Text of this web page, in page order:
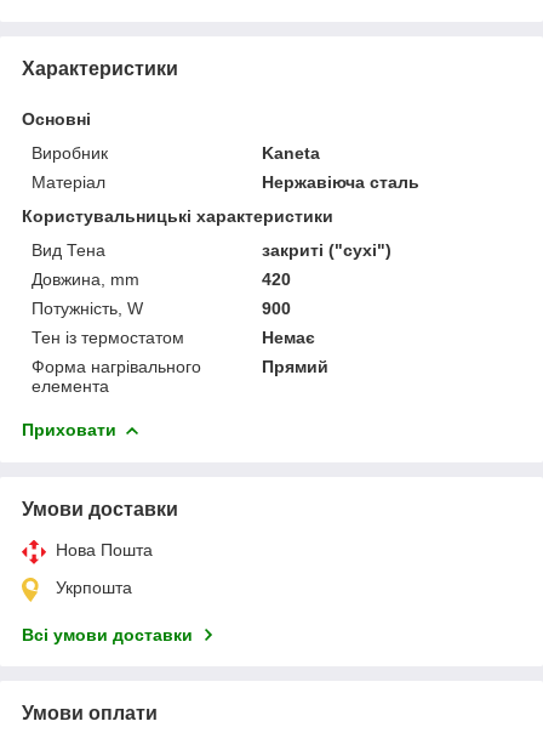
Характеристики
Основні
Виробник
Kaneta
Матеріал
Нержавіюча сталь
Користувальницькі характеристики
Вид Тена
закриті ("сухі")
Довжина, mm
420
Потужність, W
900
Тен із термостатом
Немає
Форма нагрівального
елемента
Прямий
Приховати
Умови доставки
Нова Пошта
Укрпошта
Всі умови доставки
Умови оплати